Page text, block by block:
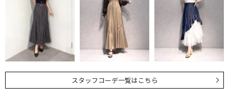
スタッフコーデ一覧はこちら